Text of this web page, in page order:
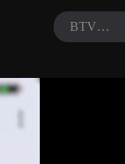
BTV法治进行时